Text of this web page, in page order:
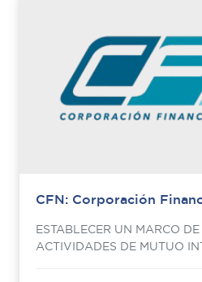
CFN: Corporación
ESTABLECER UN MARCO
ACTIVIDADES DE MUTUO